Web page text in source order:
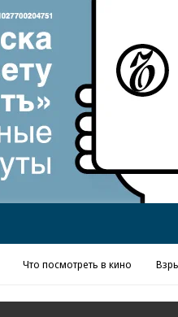
Реклама в «Ъ»
Что посмотреть в кино